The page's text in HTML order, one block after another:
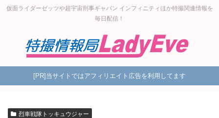
仮面ライダーゼッツや超宇宙刑事ギャバン インフィニティほか特撮関連情報を
毎日配信！
[PR]当サイトではアフィリエイト広告を利用してます
烈車戦隊トッキュウジャー